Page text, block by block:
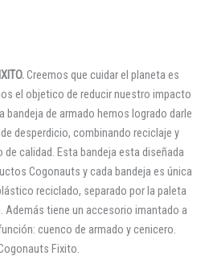
Creemos que cuidar el planeta es
el objetico de reducir nuestro impacto
bandeja de armado hemos logrado darle
desperdicio, combinando reciclaje y
calidad. Esta bandeja esta diseñada
Cogonauts y cada bandeja es única
reciclado, separado por la paleta
Además tiene un accesorio imantado a
cuenco de armado y cenicero.
Fixito.